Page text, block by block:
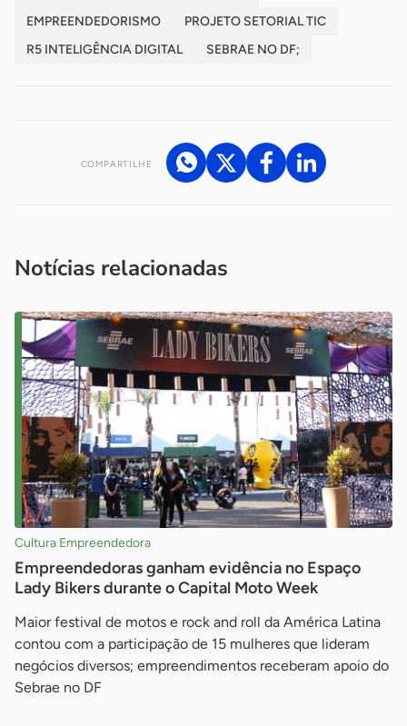
EMPREENDEDORISMO
PROJETO SETORIAL TIC
R5 INTELIGÊNCIA DIGITAL
SEBRAE NO DF;
COMPARTILHE
Notícias relacionadas
Cultura Empreendedora
Empreendedoras ganham evidência no Espaço
Lady Bikers durante o Capital Moto Week
Maior festival de motos e rock and roll da América Latina
contou com a participação de 15 mulheres que lideram
negócios diversos; empreendimentos receberam apoio do
Sebrae no DF